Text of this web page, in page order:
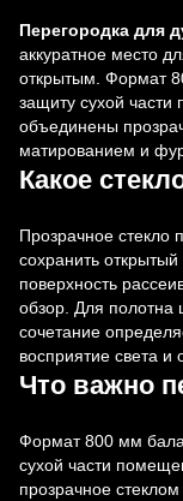
Перегородка для
аккуратное место
открытым. Формат
защиту сухой
объединены
матированием и
Какое
Прозрачное стекло
сохранить
поверхность
обзор. Для полотна
сочетание
восприятие света и
Что важно
Формат 800 мм
сухой части
прозрачное